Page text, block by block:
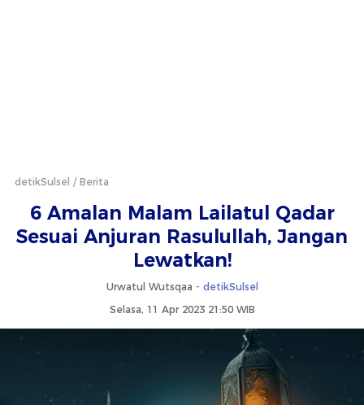
detikSulsel Berita
6 Amalan Malam Lailatul Qadar
Sesuai Anjuran Rasulullah, Jangan
Lewatkan!
Urwatul Wutsqaa - detikSulsel
Selasa, 11 Apr 2023 21:50 WIB